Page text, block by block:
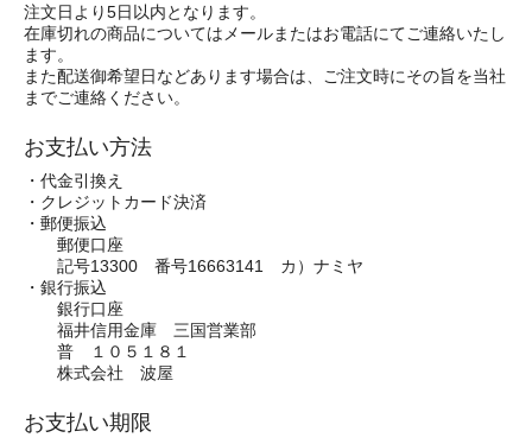
注文日より5日以内となります。
在庫切れの商品についてはメールまたはお電話にてご連絡いたし
ます。
また配送御希望日などあります場合は、ご注文時にその旨を当社
までご連絡ください。
お支払い方法
・代金引換え
・クレジットカード決済
・郵便振込
郵便口座
記号13300 番号16663141 カ）ナミヤ
・銀行振込
銀行口座
福井信用金庫 三国営業部
普 １０５１８１
株式会社 波屋
お支払い期限